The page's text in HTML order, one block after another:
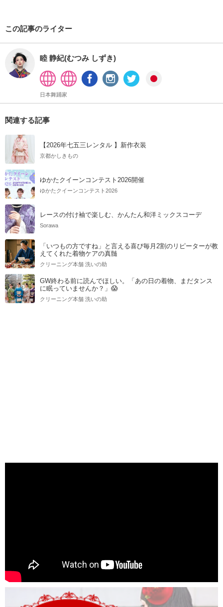
この記事のライター
睦 静紀(むつみ しずき)
日本舞踊家
関連する記事
【2026年七五三レンタル 】新作衣装
京都かしきもの
ゆかたクイーンコンテスト2026開催
ゆかたクイーンコンテスト2026
レースの付け袖で楽しむ、かんたん和洋ミックスコーデ
Sorawa
「いつもの方ですね」と言える喜び毎月2割のリピーターが教
えてくれた着物ケアの真髄
クリーニング本舗 洗いの助
GW終わる前に読んでほしい。「あの日の着物、まだタンス
に眠っていませんか？」😱
クリーニング本舗 洗いの助